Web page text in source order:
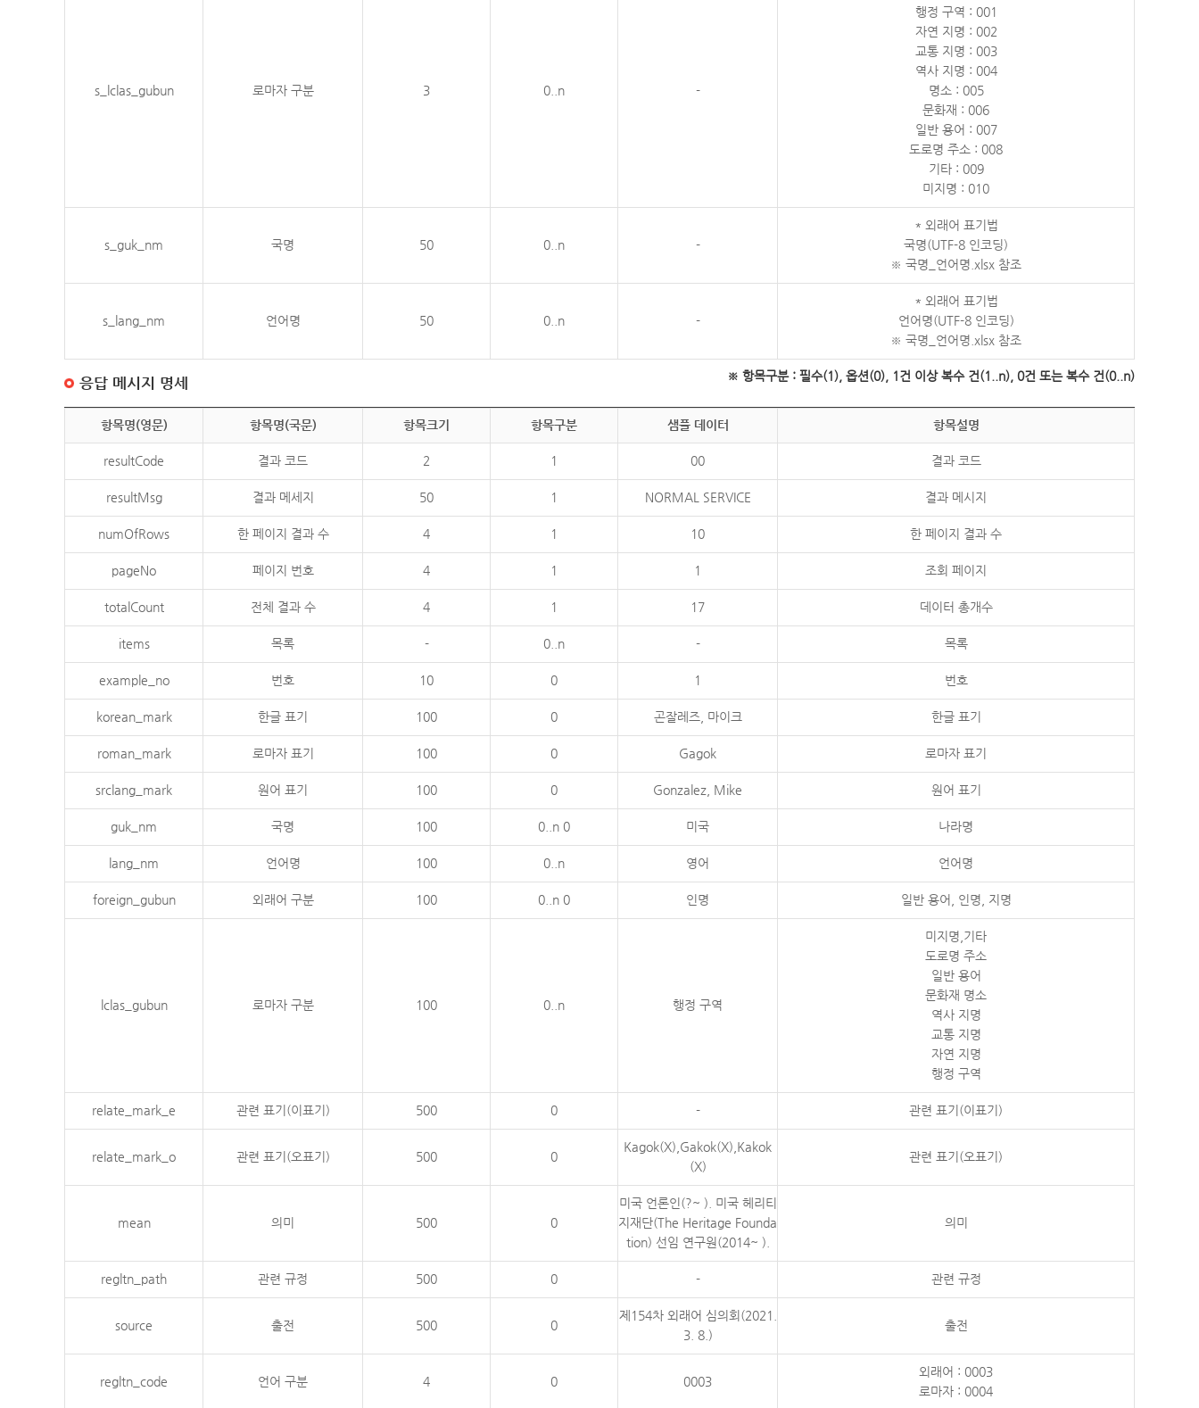
s_lclas_gubun 로마자 구분 3 0..n -
행정 구역 : 001
자연 지명 : 002
교통 지명 : 003
역사 지명 : 004
명소 : 005
문화재 : 006
일반 용어 : 007
도로명 주소 : 008
기타 : 009
미지명 : 010
s_guk_nm 국명 50 0..n -
* 외래어 표기법
국명(UTF-8 인코딩)
※ 국명_언어명.xlsx 참조
s_lang_nm 언어명 50 0..n -
* 외래어 표기법
언어명(UTF-8 인코딩)
※ 국명_언어명.xlsx 참조
※ 항목구분 : 필수(1), 옵션(0), 1건 이상 복수 건(1..n), 0건 또는 복수 건(0..n)
응답 메시지 명세
항목명(영문) 항목명(국문) 항목크기 항목구분 샘플 데이터 항목설명
resultCode 결과 코드 2 1 00 결과 코드
resultMsg 결과 메세지 50 1 NORMAL SERVICE 결과 메시지
numOfRows 한 페이지 결과 수 4 1 10 한 페이지 결과 수
pageNo 페이지 번호 4 1 1 조회 페이지
totalCount 전체 결과 수 4 1 17 데이터 총개수
items 목록 - 0..n - 목록
example_no 번호 10 0 1 번호
korean_mark 한글 표기 100 0 곤잘레즈, 마이크 한글 표기
roman_mark 로마자 표기 100 0 Gagok 로마자 표기
srclang_mark 원어 표기 100 0 Gonzalez, Mike 원어 표기
guk_nm 국명 100 0..n 0 미국 나라명
lang_nm 언어명 100 0..n 영어 언어명
foreign_gubun 외래어 구분 100 0..n 0 인명 일반 용어, 인명, 지명
lclas_gubun 로마자 구분 100 0..n 행정 구역
미지명,기타
도로명 주소
일반 용어
문화재 명소
역사 지명
교통 지명
자연 지명
행정 구역
relate_mark_e 관련 표기(이표기) 500 0 - 관련 표기(이표기)
relate_mark_o 관련 표기(오표기) 500 0
Kagok(X),Gakok(X),Kakok
(X)
관련 표기(오표기)
mean 의미 500 0
미국 언론인(?~ ). 미국 헤리티
지재단(The Heritage Founda
tion) 선임 연구원(2014~ ).
의미
regltn_path 관련 규정 500 0 - 관련 규정
source 출전 500 0
제154차 외래어 심의회(2021.
3. 8.)
출전
regltn_code 언어 구분 4 0 0003
외래어 : 0003
로마자 : 0004